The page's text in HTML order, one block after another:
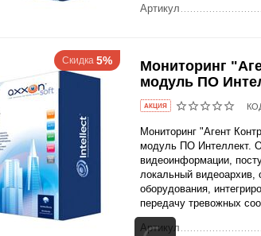
Артикул
Скидка 5%
Мониторинг
модуль ПО
AКЦИЯ
Мониторинг "Агент
модуль ПО Интеллект.
видеоинформации,
локальный видеоархив,
оборудования,
передачу тревожных
Артикул